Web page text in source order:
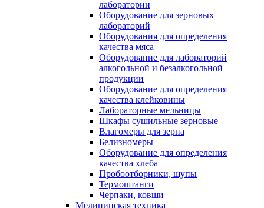
лаборатории
Оборудование для зерновых
лабораторий
Оборудования для определения
качества мяса
Оборудование для лабораторий
алкогольной и безалкогольной
продукции
Оборудование для определения
качества клейковины
Лабораторные мельницы
Шкафы сушильные зерновые
Влагомеры для зерна
Белизномеры
Оборудование для определения
качества хлеба
Пробоотборники, щупы
Термоштанги
Черпаки, ковши
Медицинская техника